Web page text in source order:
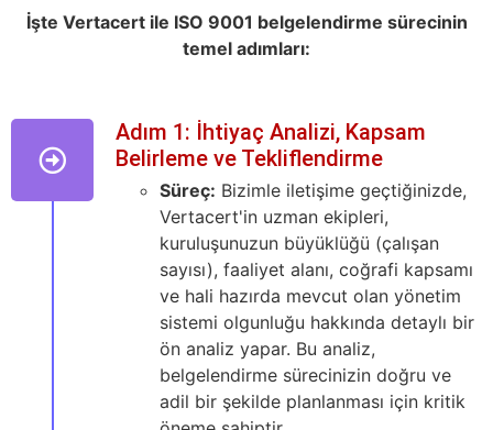
İşte Vertacert ile ISO 9001 belgelendirme sürecinin
temel adımları:
Adım 1: İhtiyaç Analizi, Kapsam
Belirleme ve Tekliflendirme
Süreç: Bizimle iletişime geçtiğinizde,
Vertacert'in uzman ekipleri,
kuruluşunuzun büyüklüğü (çalışan
sayısı), faaliyet alanı, coğrafi kapsamı
ve hali hazırda mevcut olan yönetim
sistemi olgunluğu hakkında detaylı bir
ön analiz yapar. Bu analiz,
belgelendirme sürecinizin doğru ve
adil bir şekilde planlanması için kritik